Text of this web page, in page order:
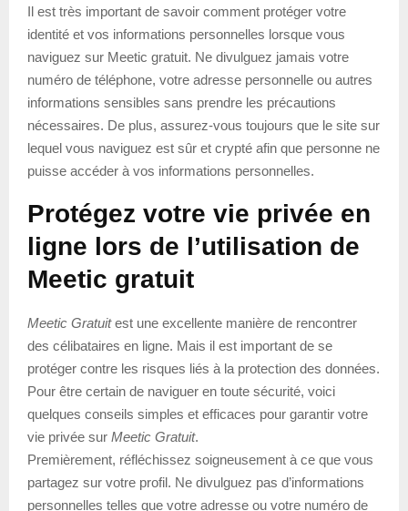
Il est très important de savoir comment protéger votre
identité et vos informations personnelles lorsque vous
naviguez sur Meetic gratuit. Ne divulguez jamais votre
numéro de téléphone, votre adresse personnelle ou autres
informations sensibles sans prendre les précautions
nécessaires. De plus, assurez-vous toujours que le site sur
lequel vous naviguez est sûr et crypté afin que personne ne
puisse accéder à vos informations personnelles.
Protégez votre vie privée en
ligne lors de l’utilisation de
Meetic gratuit
Meetic Gratuitest une excellente manière de rencontrer
des célibataires en ligne. Mais il est important de se
protéger contre les risques liés à la protection des données.
Pour être certain de naviguer en toute sécurité, voici
quelques conseils simples et efficaces pour garantir votre
vie privée sur Meetic Gratuit.
Premièrement, réfléchissez soigneusement à ce que vous
partagez sur votre profil. Ne divulguez pas d’informations
personnelles telles que votre adresse ou votre numéro de